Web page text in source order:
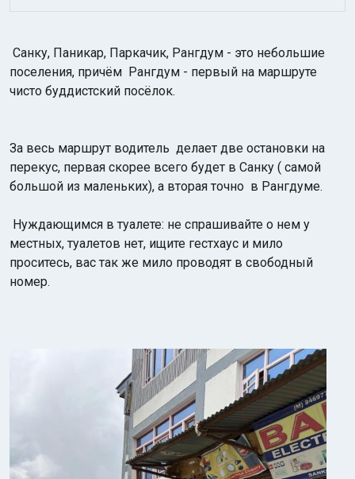
Санку, Паникар, Паркачик, Рангдум - это небольшие
поселения, причём Рангдум - первый на маршруте
чисто буддистский посёлок.
За весь маршрут водитель делает две остановки на
перекус, первая скорее всего будет в Санку ( самой
большой из маленьких), а вторая точно в Рангдуме.
Нуждающимся в туалете: не спрашивайте о нем у
местных, туалетов нет, ищите гестхаус и мило
проситесь, вас так же мило проводят в свободный
номер.